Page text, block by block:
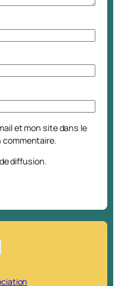
et mon site dans le
commentaire.
diffusion.